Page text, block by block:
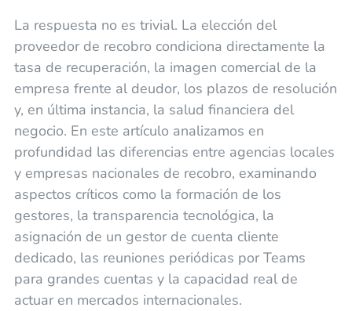
La respuesta no es trivial. La elección del
proveedor de recobro condiciona directamente la
tasa de recuperación, la imagen comercial de la
empresa frente al deudor, los plazos de resolución
y, en última instancia, la salud financiera del
negocio. En este artículo analizamos en
profundidad las diferencias entre agencias locales
y empresas nacionales de recobro, examinando
aspectos críticos como la formación de los
gestores, la transparencia tecnológica, la
asignación de un gestor de cuenta cliente
dedicado, las reuniones periódicas por Teams
para grandes cuentas y la capacidad real de
actuar en mercados internacionales.